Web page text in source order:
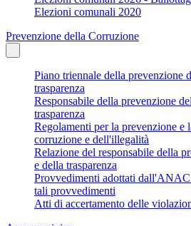
Elezioni comunali 2020
Prevenzione della Corruzione
Piano triennale della prevenzione
trasparenza
Responsabile della prevenzione
trasparenza
Regolamenti per la prevenzione e
corruzione e dell'illegalità
Relazione del responsabile della
e della trasparenza
Provvedimenti adottati dall'ANAC
tali provvedimenti
Atti di accertamento delle